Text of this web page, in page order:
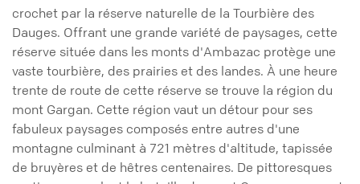
crochet par la réserve naturelle de la Tourbière des
Dauges. Offrant une grande variété de paysages, cette
réserve située dans les monts d'Ambazac protège une
vaste tourbière, des prairies et des landes. À une heure
trente de route de cette réserve se trouve la région du
mont Gargan. Cette région vaut un détour pour ses
fabuleux paysages composés entre autres d'une
montagne culminant à 721 mètres d'altitude, tapissée
de bruyères et de hêtres centenaires. De pittoresques